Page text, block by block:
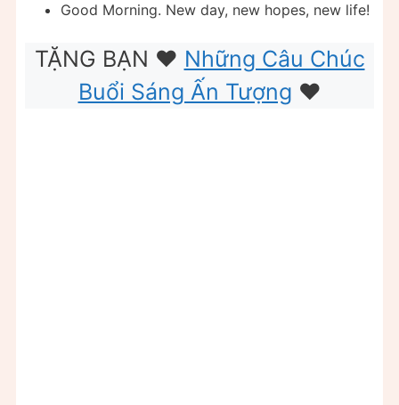
Good Morning. New day, new hopes, new life!
TẶNG BẠN ❤️ Những Câu Chúc
Buổi Sáng Ấn Tượng ❤️